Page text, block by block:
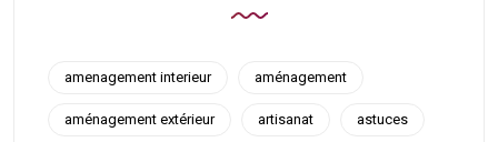
amenagement interieur aménagement
aménagement extérieur artisanat astuces